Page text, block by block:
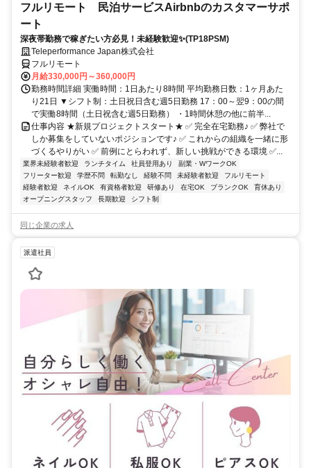
フルリモート 民泊サービスAirbnbのカスタマーサポ
ート
深夜帯勤務で稼ぎたい方必見！未経験歓迎✨(TP18PSM)
Teleperformance Japan株式会社
フルリモート
月給330,000円～360,000円
勤務時間詳細 実働時間：1日あたり8時間 平均勤務日数：1ヶ月あた
り21日 ▼シフト制：土日祝日含む週5日勤務 17：00～翌9：00の間
で実働8時間（土日祝含む週5日勤務） ・1時間休憩の他に前半...
仕事内容 ★新規プロジェクトスタート★ ✅ 完全在宅勤務♪ ✅ 弊社で
しか募集をしていないポジションです♪ ✅ これからの組織を一緒に形
づくるやりがい ✅ 前例にとらわれず、新しい挑戦ができる環境 ✅...
業界未経験者歓迎 ランチタイム 社員登用あり
副業・WワークOK
フリーター歓迎
学歴不問 転勤なし 経験不問 未経験者歓迎
フルリモート
経験者歓迎
ネイルOK 有資格者歓迎 研修あり 在宅OK ブランクOK
育休あり
オープニングスタッフ
長期歓迎 シフト制
同じ企業の求人
派遣社員